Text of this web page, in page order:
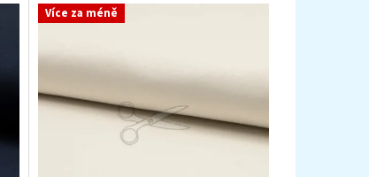
Více za méně